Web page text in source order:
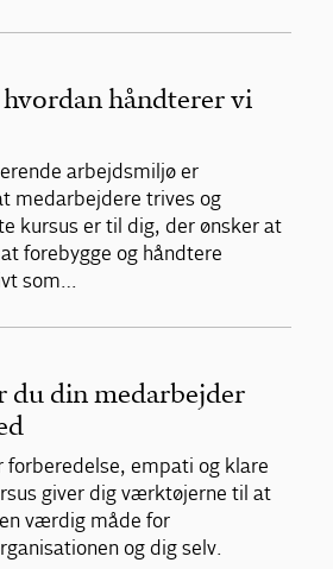
håndterer vi
arbejdsmiljø er
medarbejdere trives og
kursus er til dig, der ønsker at
forebygge og håndtere
som…
du din medarbejder
empati og klare
giver dig værktøjerne til at
værdig måde for
og dig selv.